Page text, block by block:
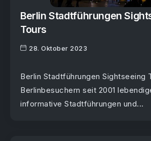
Berlin Stadtführungen
Tours
28. Oktober 2023
Berlin Stadtführungen Sightseeing
Berlinbesuchern seit 2001
informative Stadtführungen und...